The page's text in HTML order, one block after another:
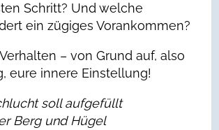
Schritt? Und welche
ein zügiges Vorankommen?
– von Grund auf, also
eure innere Einstellung!
soll aufgefüllt
Berg und Hügel